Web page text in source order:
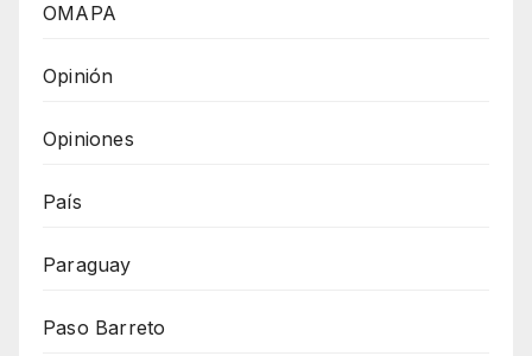
OMAPA
Opinión
Opiniones
País
Paraguay
Paso Barreto